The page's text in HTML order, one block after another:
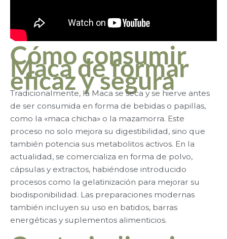
Cómo consumir
Maca de formar
eficaz y segura
Tradicionalmente, la Maca se seca y se hierve antes
de ser consumida en forma de bebidas o papillas,
como la «maca chicha» o la mazamorra. Este
proceso no solo mejora su digestibilidad, sino que
también potencia sus metabolitos activos. En la
actualidad, se comercializa en forma de polvo,
cápsulas y extractos, habiéndose introducido
procesos como la gelatinización para mejorar su
biodisponibilidad. Las preparaciones modernas
también incluyen su uso en batidos, barras
energéticas y suplementos alimenticios.